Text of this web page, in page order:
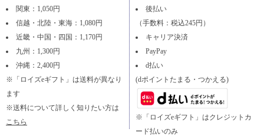
関東：1,050円
信越・北陸・東海：1,080円
近畿・中国・四国：1,170円
九州：1,300円
沖縄：2,400円
※「ロイズeギフト」は送料が異なり
ます
※送料について詳しく知りたい方は
こちら
後払い
（手数料：税込245円）
キャリア決済
PayPay
d払い
(dポイントたまる・つかえる)
※「ロイズeギフト」はクレジットカ
ード払いのみ